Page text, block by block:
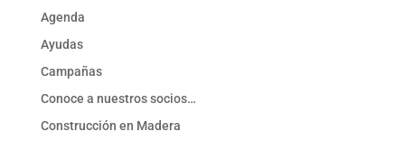
Agenda
Ayudas
Campañas
Conoce a nuestros socios…
Construcción en Madera